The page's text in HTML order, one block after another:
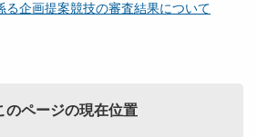
る企画提案競技の審査結果について
のページの現在位置